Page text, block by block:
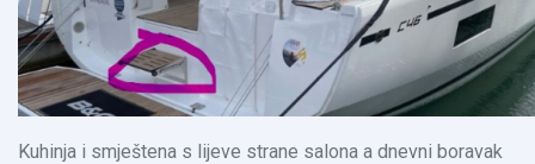
Kuhinja i smještena s lijeve strane salona a dnevni boravak